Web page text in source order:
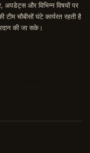
अपडेट्स और विभिन्न विषयों पर
टीम चौबीसों घंटे कार्यरत रहती है
की जा सके।